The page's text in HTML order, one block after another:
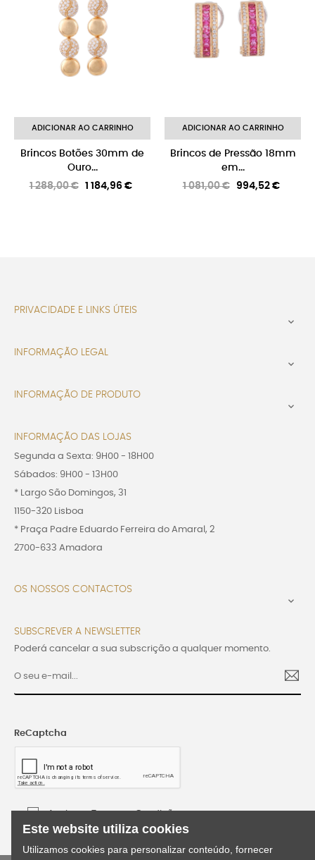
ADICIONAR AO CARRINHO
Brincos Botões 30mm de
Ouro...
Preço
1 288,00 € Preço
1 184,96 €
ADICIONAR AO CARRINHO
Brincos de Pressão 18mm
em...
Preço
1 081,00 € Preço
994,52 €
PRIVACIDADE E LINKS ÚTEIS

INFORMAÇÃO LEGAL

INFORMAÇÃO DE PRODUTO

INFORMAÇÃO DAS LOJAS
Segunda a Sexta: 9H00 - 18H00
Sábados: 9H00 - 13H00
* Largo São Domingos, 31
1150-320 Lisboa
* Praça Padre Eduardo Ferreira do Amaral, 2
2700-633 Amadora
OS NOSSOS CONTACTOS

SUBSCREVER A NEWSLETTER
Poderá cancelar a sua subscrição a qualquer momento.
ReCaptcha
Aceito os Termos e Condições
Este website utiliza cookies
Utilizamos cookies para personalizar conteúdo, fornecer